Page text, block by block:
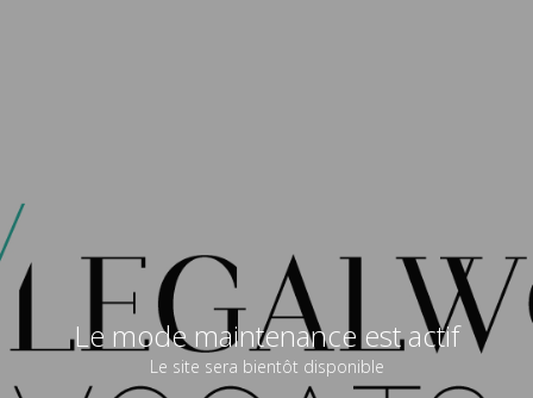
Le mode maintenance est actif
Le site sera bientôt disponible